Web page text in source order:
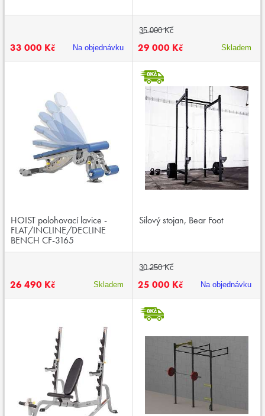
33 000 Kč Na objednávku
35 000 Kč
29 000 Kč Skladem
HOIST polohovací lavice -
FLAT/INCLINE/DECLINE
BENCH CF-3165
26 490 Kč Skladem
Silový stojan, Bear Foot
30 250 Kč
25 000 Kč Na objednávku